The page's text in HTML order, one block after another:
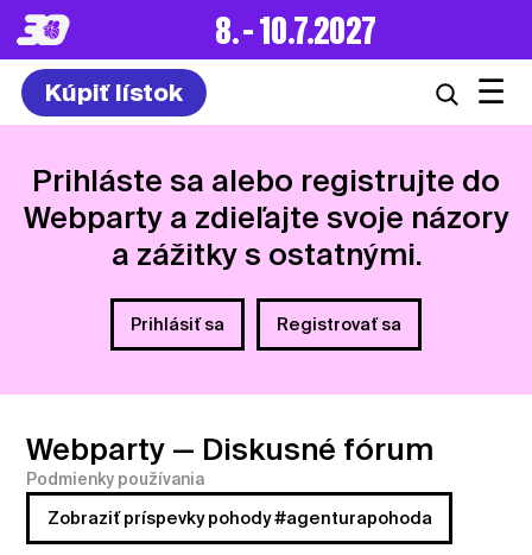
8. – 10.7.2027
Kúpiť lístok ☰
Prihláste sa alebo registrujte do
Webparty a zdieľajte svoje názory
a zážitky s ostatnými.
Prihlásiť sa Registrovať sa
Webparty — Diskusné fórum
Podmienky používania
Zobraziť príspevky pohody #agenturapohoda